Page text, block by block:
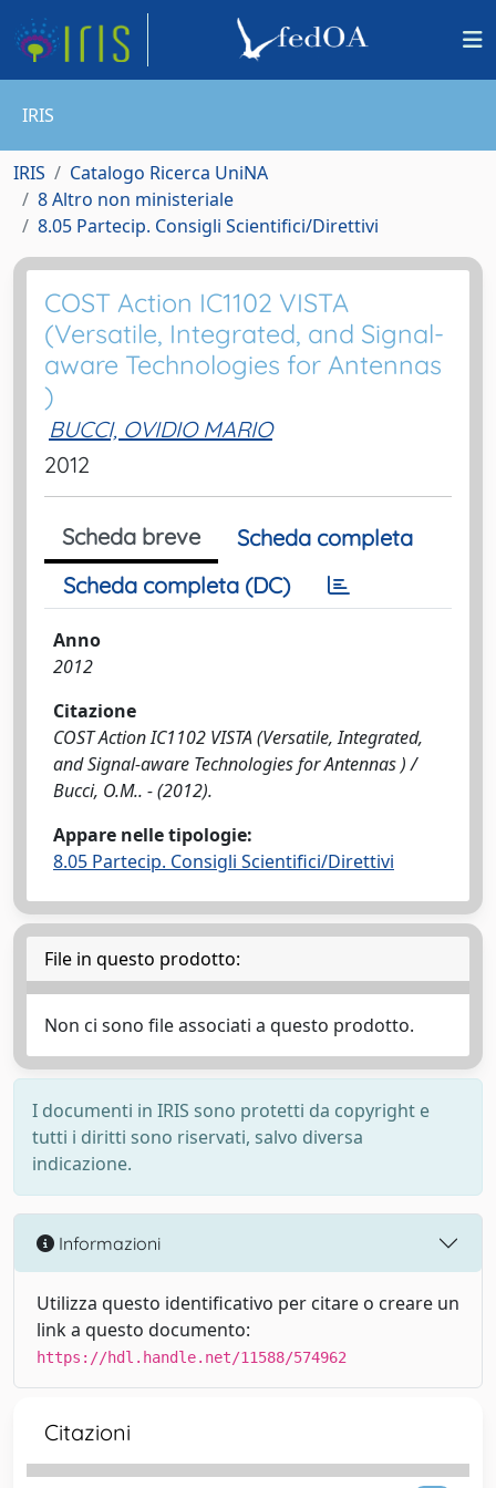
IRIS
IRIS
Catalogo Ricerca UniNA
8 Altro non ministeriale
8.05 Partecip. Consigli Scientifici/Direttivi
COST Action IC1102 VISTA
(Versatile, Integrated, and Signal-
aware Technologies for Antennas
)
BUCCI, OVIDIO MARIO
2012
Scheda breve
Scheda completa
Scheda completa (DC)
Anno
2012
Citazione
COST Action IC1102 VISTA (Versatile, Integrated,
and Signal-aware Technologies for Antennas ) /
Bucci, O.M.. - (2012).
Appare nelle tipologie:
8.05 Partecip. Consigli Scientifici/Direttivi
File in questo prodotto:
Non ci sono file associati a questo prodotto.
I documenti in IRIS sono protetti da copyright e
tutti i diritti sono riservati, salvo diversa
indicazione.
Informazioni
Utilizza questo identificativo per citare o creare un
link a questo documento:
https://hdl.handle.net/11588/574962
Citazioni